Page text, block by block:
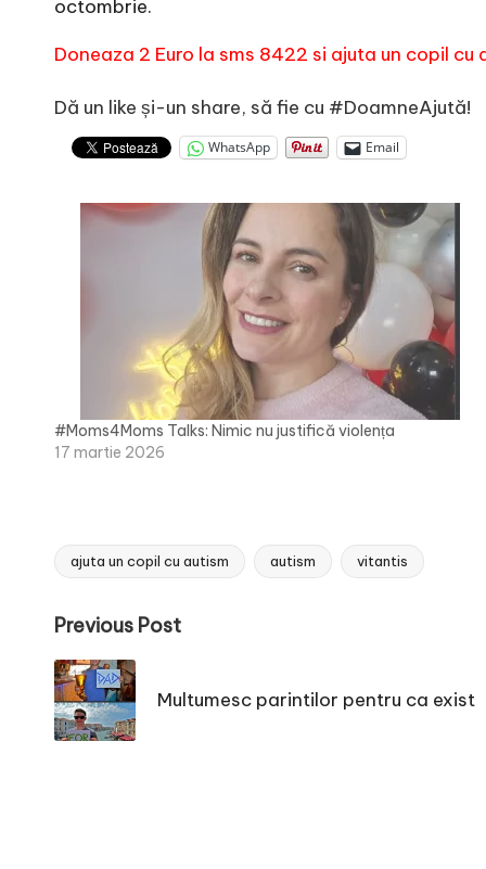
octombrie.
Doneaza 2 Euro la sms 8422 si ajuta un copil
Dă un like și-un share, să fie cu #DoamneAjută!
WhatsApp Email
#Moms4Moms Talks: Nimic nu justifică violența
17 martie 2026
Tags:
ajuta un copil cu autism autism vitantis
Post
navigation
Previous Post
Multumesc parintilor pentru ca exist